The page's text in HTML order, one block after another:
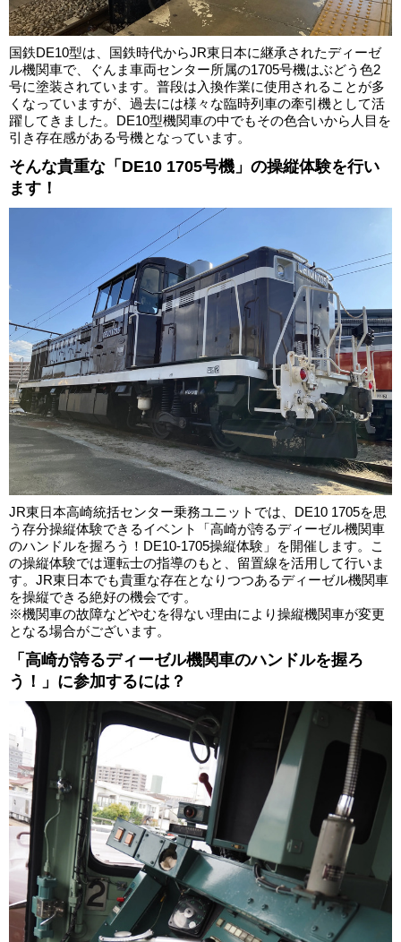
国鉄DE10型は、国鉄時代からJR東日本に継承されたディーゼ
ル機関車で、ぐんま車両センター所属の1705号機はぶどう色2
号に塗装されています。普段は入換作業に使用されることが多
くなっていますが、過去には様々な臨時列車の牽引機として活
躍してきました。DE10型機関車の中でもその色合いから人目を
引き存在感がある号機となっています。
そんな貴重な「DE10 1705号機」の操縦体験を行い
ます！
JR東日本高崎統括センター乗務ユニットでは、DE10 1705を思
う存分操縦体験できるイベント「高崎が誇るディーゼル機関車
のハンドルを握ろう！DE10-1705操縦体験」を開催します。こ
の操縦体験では運転士の指導のもと、留置線を活用して行いま
す。JR東日本でも貴重な存在となりつつあるディーゼル機関車
を操縦できる絶好の機会です。
※機関車の故障などやむを得ない理由により操縦機関車が変更
となる場合がございます。
「高崎が誇るディーゼル機関車のハンドルを握ろ
う！」に参加するには？